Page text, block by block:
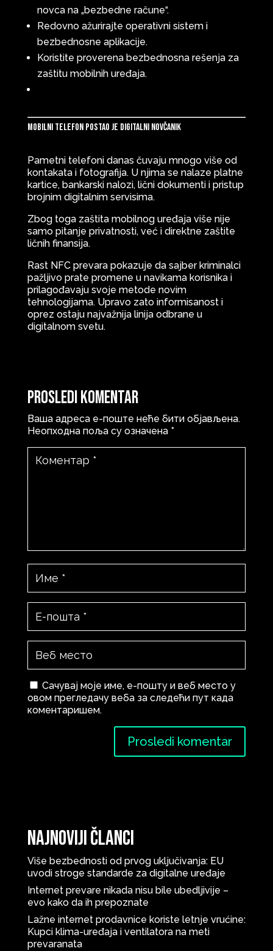
novca na „bezbedne račune“.
Redovno ažurirajte operativni sistem i
bezbednosne aplikacije.
Koristite proverena bezbednosna rešenja za
zaštitu mobilnih uređaja.
Mobilni telefon postao je digitalni novčanik
Pametni telefoni danas čuvaju mnogo više od
kontakata i fotografija. U njima se nalaze platne
kartice, bankarski nalozi, lični dokumenti i pristup
brojnim digitalnim servisima.
Zbog toga zaštita mobilnog uređaja više nije
samo pitanje privatnosti, već i direktne zaštite
ličnih finansija.
Rast NFC prevara pokazuje da sajber kriminalci
pažljivo prate promene u navikama korisnika i
prilagođavaju svoje metode novim
tehnologijama. Upravo zato informisanost i
oprez ostaju najvažnija linija odbrane u
digitalnom svetu.
Prosledi komentar
Ваша адреса е-поште неће бити објављена.
Неопходна поља су означена *
Сачувај моје име, е-пошту и веб место у
овом прегледачу веба за следећи пут када
коментаришем.
Najnoviji članci
Više bezbednosti od prvog uključivanja: EU
uvodi stroge standarde za digitalne uređaje
Internet prevare nikada nisu bile ubedljivije –
evo kako da ih prepoznate
Lažne internet prodavnice koriste letnje vrućine:
Kupci klima-uređaja i ventilatora na meti
prevaranata